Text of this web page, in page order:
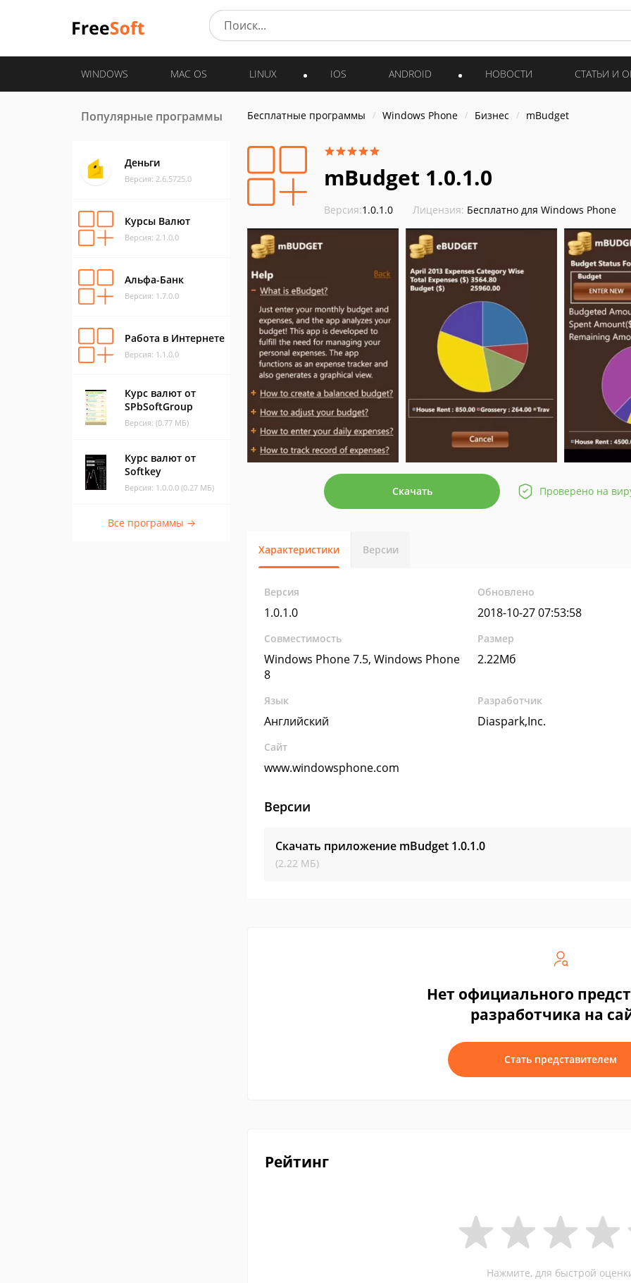
WINDOWS MAC OS LINUX IOS ANDROID НОВОСТИ СТАТЬИ И
Популярные программы
Деньги
Версия: 2.6.5725.0
Курсы Валют
Версия: 2.1.0.0
Альфа-Банк
Версия: 1.7.0.0
Работа в Интернете
Версия: 1.1.0.0
Курс валют от
SPbSoftGroup
Версия: (0.77 МБ)
Курс валют от
Softkey
Версия: 1.0.0.0 (0.27 МБ)
Все программы →
Бесплатные программы Windows Phone Бизнес mBudget
mBudget 1.0.1.0
Версия:1.0.1.0 Лицензия: Бесплатно для Windows Phone
Скачать Проверено на
Характеристики Версии
Версия
1.0.1.0
Обновлено
2018-10-27 07:53:58
Совместимость
Windows Phone 7.5, Windows Phone
8
Размер
2.22Мб
Язык
Английский
Разработчик
Diaspark,Inc.
Сайт
www.windowsphone.com
Версии
Скачать приложение mBudget 1.0.1.0
(2.22 МБ)
Нет официального
разработчика на
Стать представителем
Рейтинг
Нажмите, для быстрой